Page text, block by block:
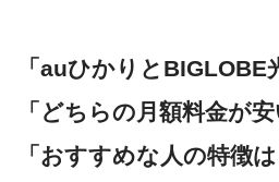
「auひかりとBIGLOBE
「どちらの月額料金が安
「おすすめな人の特徴は